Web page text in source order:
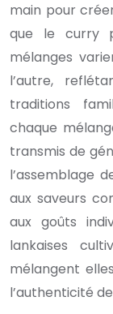
main pour
que le curry
mélanges
l’autre,
traditions
chaque
transmis de
l’assemblage
aux saveurs
aux goûts
lankaises
mélangent
l’authenticité